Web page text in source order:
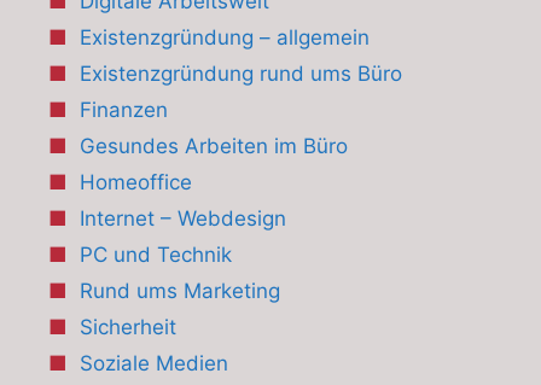
Existenzgründung – allgemein
Existenzgründung rund ums Büro
Finanzen
Gesundes Arbeiten im Büro
Homeoffice
Internet – Webdesign
PC und Technik
Rund ums Marketing
Sicherheit
Soziale Medien